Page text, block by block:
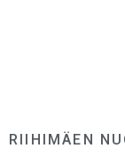
RIIHIMÄEN